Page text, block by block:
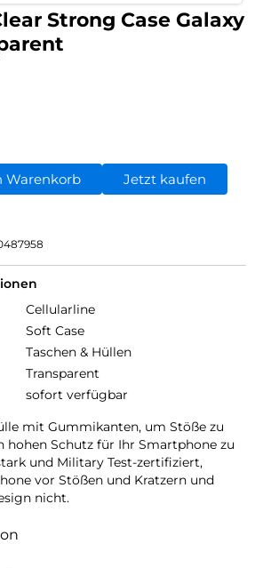
Strong Case Galaxy
Warenkorb Jetzt kaufen
Cellularline
Soft Case
Taschen & Hüllen
Transparent
sofort verfügbar
mit Gummikanten, um Stöße zu
hohen Schutz für Ihr Smartphone zu
und Military Test-zertifiziert,
vor Stößen und Kratzern und
nicht.